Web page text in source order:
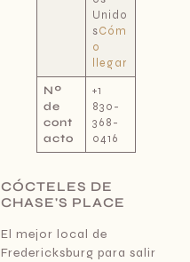
Unido
sCóm
o
llegar
Nº
de
cont
acto
+1
830-
368-
0416
CÓCTELES DE
CHASE'S PLACE
El mejor local de
Fredericksburg para salir